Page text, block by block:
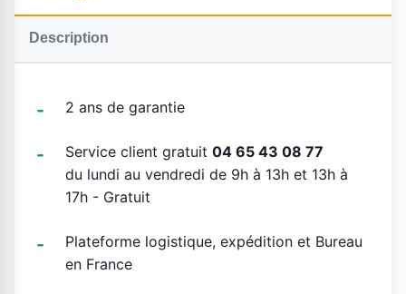
Description
2 ans de garantie
Service client gratuit 04 65 43 08 77
du lundi au vendredi de 9h à 13h et 13h à
17h - Gratuit
Plateforme logistique, expédition et Bureau
en France